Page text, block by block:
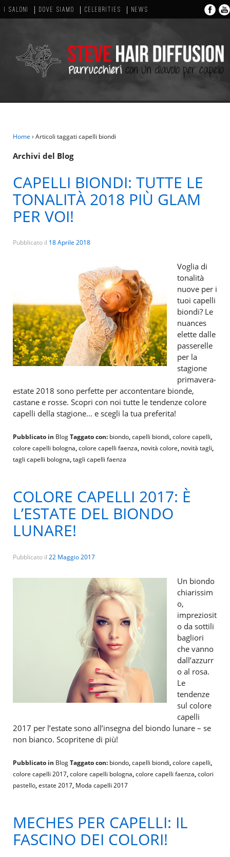
I SALONI DOVE SIAMO CELEBRITIES NEWS
Home › Articoli taggati capelli biondi
Archivi del Blog
CAPELLI BIONDI: TUTTE LE
TONALITÀ 2018 PIÙ GLAM
PER VOI!
Pubblicato il 18 Aprile 2018
Voglia di
tonalità
nuove per i
tuoi capelli
biondi? Le
nuances
elette dalle
passerelle
per la
stagione
primavera-
estate 2018 sono perfette per accontentare bionde,
castane e rosse. Scopri con noi tutte le tendenze colore
capelli della stagione… e scegli la tua preferita!
Pubblicato in BlogTaggato con: biondo,capelli biondi,colore capelli,
colore capelli bologna,colore capelli faenza, novità colore, novità tagli,
tagli capelli bologna,tagli capelli faenza
COLORE CAPELLI 2017: È
L’ESTATE DEL BIONDO
LUNARE!
Pubblicato il 22 Maggio 2017
Un biondo
chiarissim
o,
impreziosit
o da sottili
bagliori
che vanno
dall’azzurr
o al rosa.
Le
tendenze
sul colore
capelli
2017 per l’estate sono all’insegna del biondo lunare – se
non bianco. Scopritene di più!
Pubblicato in BlogTaggato con: biondo,capelli biondi,colore capelli,
colore capelli 2017,colore capelli bologna,colore capelli faenza,colori
pastello,estate 2017, Moda capelli 2017
MECHES PER CAPELLI: IL
FASCINO DEI COLORI!